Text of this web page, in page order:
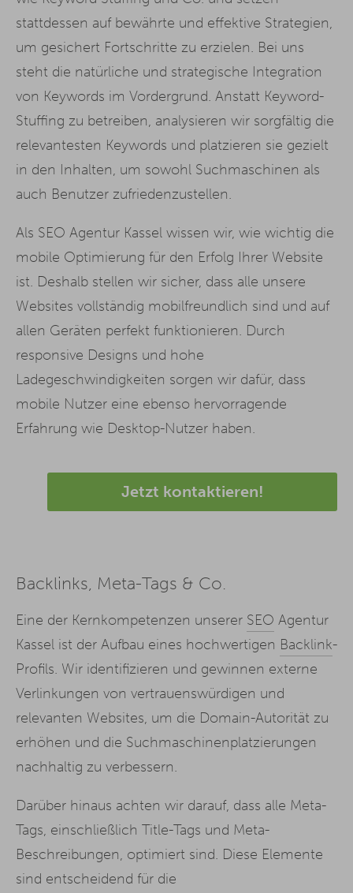
stattdessen auf bewährte und effektive Strategien,
um gesichert Fortschritte zu erzielen. Bei uns
steht die natürliche und strategische Integration
von Keywords im Vordergrund. Anstatt Keyword-
Stuffing zu betreiben, analysieren wir sorgfältig die
relevantesten Keywords und platzieren sie gezielt
in den Inhalten, um sowohl Suchmaschinen als
auch Benutzer zufriedenzustellen.
Als SEO Agentur Kassel wissen wir, wie wichtig die
mobile Optimierung für den Erfolg Ihrer Website
ist. Deshalb stellen wir sicher, dass alle unsere
Websites vollständig mobilfreundlich sind und auf
allen Geräten perfekt funktionieren. Durch
responsive Designs und hohe
Ladegeschwindigkeiten sorgen wir dafür, dass
mobile Nutzer eine ebenso hervorragende
Erfahrung wie Desktop-Nutzer haben.
Jetzt kontaktieren!
Backlinks, Meta-Tags & Co.
Eine der Kernkompetenzen unserer SEO Agentur
Kassel ist der Aufbau eines hochwertigen Backlink-
Profils. Wir identifizieren und gewinnen externe
Verlinkungen von vertrauenswürdigen und
relevanten Websites, um die Domain-Autorität zu
erhöhen und die Suchmaschinenplatzierungen
nachhaltig zu verbessern.
Darüber hinaus achten wir darauf, dass alle Meta-
Tags, einschließlich Title-Tags und Meta-
Beschreibungen, optimiert sind. Diese Elemente
sind entscheidend für die